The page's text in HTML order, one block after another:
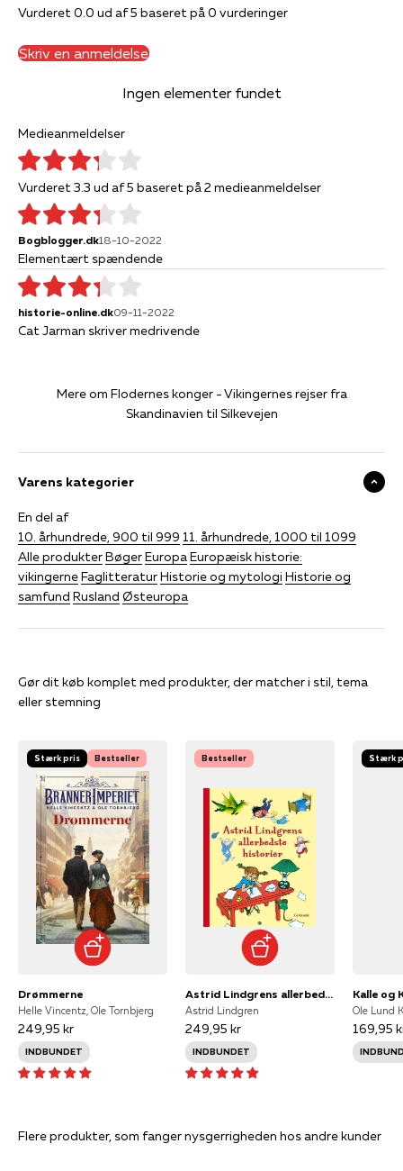
Vurderet 0.0 ud af 5 baseret på 0 vurderinger
Skriv en anmeldelse
Ingen elementer fundet
Medieanmeldelser
Vurderet 3.3 ud af 5 baseret på 2 medieanmeldelser
Bogblogger.dk18-10-2022
Elementært spændende
historie-online.dk09-11-2022
Cat Jarman skriver medrivende
Mere om Flodernes konger - Vikingernes rejser fra
Skandinavien til Silkevejen
Varens kategorier
En del af
10. århundrede, 900 til 999 11. århundrede, 1000 til 1099
Alle produkterBøgerEuropaEuropæisk historie:
vikingerneFaglitteraturHistorie og mytologi Historie og
samfund Rusland Østeuropa
Gør dit køb komplet med produkter, der matcher i stil, tema
eller stemning
Stærk pris Bestseller
Drømmerne
Helle Vincentz, Ole Tornbjerg
249,95 kr
INDBUNDET
Bestseller
Astrid Lindgrens allerbedste historier
Astrid Lindgren
249,95 kr
INDBUNDET
Stærk
Kalle og
169,95
Flere produkter, som fanger nysgerrigheden hos andre kunder